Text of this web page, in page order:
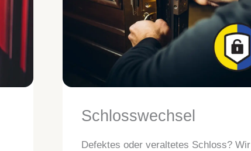
Schlosswechsel
Defektes oder veraltetes Schloss? Wir